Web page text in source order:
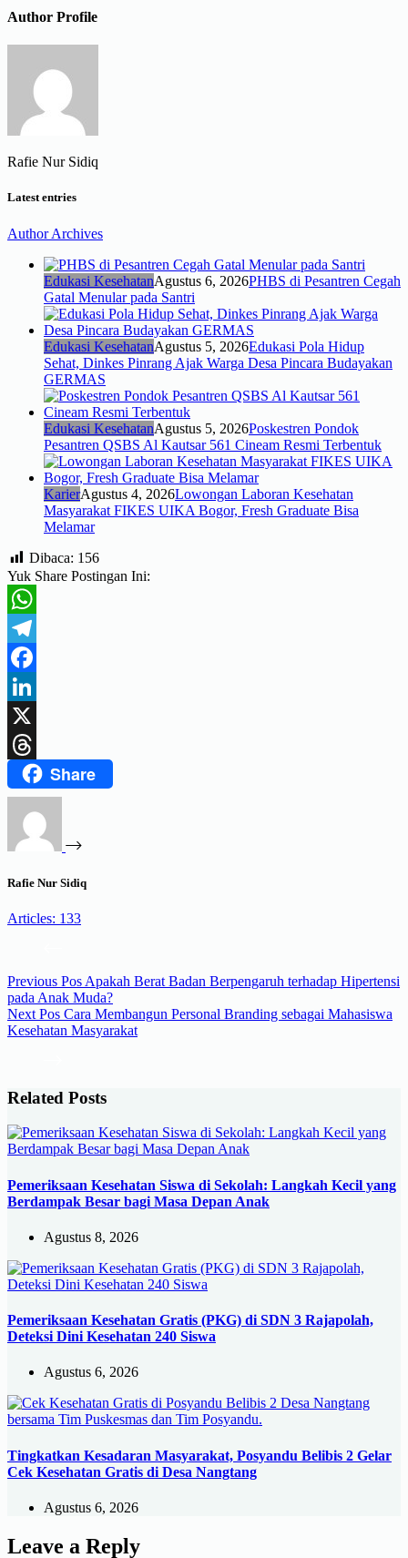
Author Profile
Rafie Nur Sidiq
Latest entries
Author Archives
Edukasi KesehatanAgustus 6, 2026PHBS di Pesantren Cegah
Gatal Menular pada Santri
Edukasi KesehatanAgustus 5, 2026Edukasi Pola Hidup
Sehat, Dinkes Pinrang Ajak Warga Desa Pincara Budayakan
GERMAS
Edukasi KesehatanAgustus 5, 2026Poskestren Pondok
Pesantren QSBS Al Kautsar 561 Cineam Resmi Terbentuk
KarierAgustus 4, 2026Lowongan Laboran Kesehatan
Masyarakat FIKES UIKA Bogor, Fresh Graduate Bisa
Melamar
Dibaca: 156
Yuk Share Postingan Ini:
WhatsApp
Telegram
Facebook
LinkedIn
X
ThreadsShare
Rafie Nur Sidiq
Articles: 133
Previous Pos Apakah Berat Badan Berpengaruh terhadap Hipertensi
pada Anak Muda?
Next Pos Cara Membangun Personal Branding sebagai Mahasiswa
Kesehatan Masyarakat
Related Posts
Pemeriksaan Kesehatan Siswa di Sekolah: Langkah Kecil yang
Berdampak Besar bagi Masa Depan Anak
Agustus 8, 2026
Pemeriksaan Kesehatan Gratis (PKG) di SDN 3 Rajapolah,
Deteksi Dini Kesehatan 240 Siswa
Agustus 6, 2026
Tingkatkan Kesadaran Masyarakat, Posyandu Belibis 2 Gelar
Cek Kesehatan Gratis di Desa Nangtang
Agustus 6, 2026
Leave a Reply